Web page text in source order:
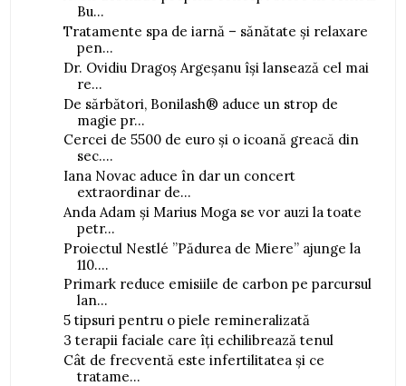
Bu...
Tratamente spa de iarnă – sănătate și relaxare
pen...
Dr. Ovidiu Dragoș Argeșanu își lansează cel mai
re...
De sărbători, Bonilash® aduce un strop de
magie pr...
Cercei de 5500 de euro și o icoană greacă din
sec....
Iana Novac aduce în dar un concert
extraordinar de...
Anda Adam și Marius Moga se vor auzi la toate
petr...
Proiectul Nestlé ”Pădurea de Miere” ajunge la
110....
Primark reduce emisiile de carbon pe parcursul
lan...
5 tipsuri pentru o piele remineralizată
3 terapii faciale care îți echilibrează tenul
Cât de frecventă este infertilitatea și ce
tratame...